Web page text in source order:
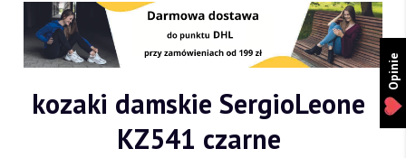
kozaki damskie SergioLeone
KZ541 czarne
Opinie